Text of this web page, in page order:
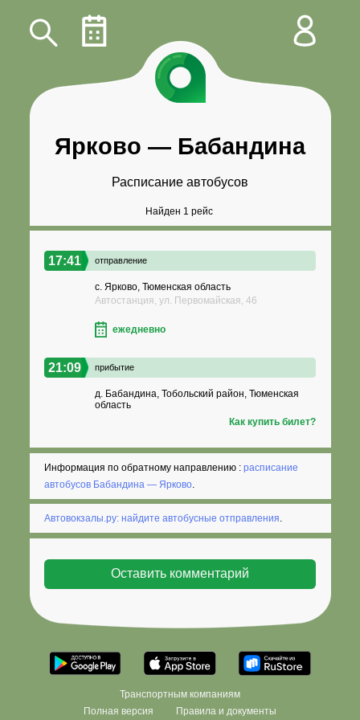
Ярково — Бабандина
Расписание автобусов
Найден 1 рейс
17:41 отправление
с. Ярково, Тюменская область
Автостанция, ул. Первомайская, 46
ежедневно
21:09 прибытие
д. Бабандина, Тобольский район, Тюменская
область
Как купить билет?
Информация по обратному направлению :расписание
автобусов Бабандина — Ярково
Автовокзалы.ру: найдите автобусные отправления.
Транспортным компаниям
Полная версия
Правила и документы